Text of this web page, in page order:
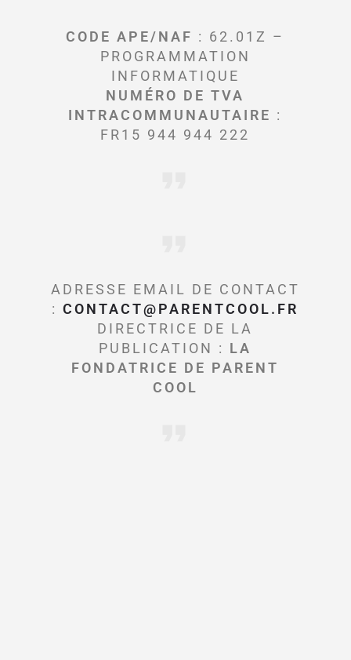
CODE APE/NAF : 62.01Z –
PROGRAMMATION
INFORMATIQUE
NUMÉRO DE TVA
INTRACOMMUNAUTAIRE :
FR15 944 944 222
ADRESSE EMAIL DE CONTACT
:CONTACT@PARENTCOOL.FR
DIRECTRICE DE LA
PUBLICATION : LA
FONDATRICE DE PARENT
COOL